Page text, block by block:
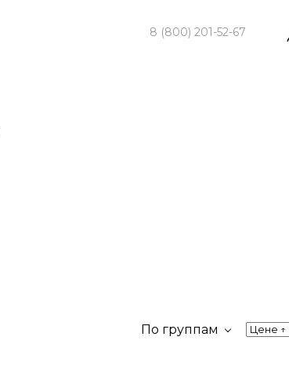
8 (800) 201-52-67
По группам